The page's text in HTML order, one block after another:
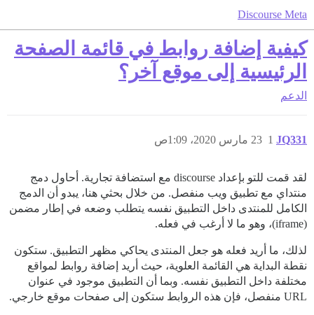
Discourse Meta
كيفية إضافة روابط في قائمة الصفحة
الرئيسية إلى موقع آخر؟
الدعم
JQ331 23 مارس 2020، 1:09ص 1
لقد قمت للتو بإعداد discourse مع استضافة تجارية. أحاول دمج
منتداي مع تطبيق ويب منفصل. من خلال بحثي هنا، يبدو أن الدمج
الكامل للمنتدى داخل التطبيق نفسه يتطلب وضعه في إطار مضمن
(iframe)، وهو ما لا أرغب في فعله.
لذلك، ما أريد فعله هو جعل المنتدى يحاكي مظهر التطبيق. ستكون
نقطة البداية هي القائمة العلوية، حيث أريد إضافة روابط لمواقع
مختلفة داخل التطبيق نفسه. وبما أن التطبيق موجود في عنوان
URL منفصل، فإن هذه الروابط ستكون إلى صفحات موقع خارجي.